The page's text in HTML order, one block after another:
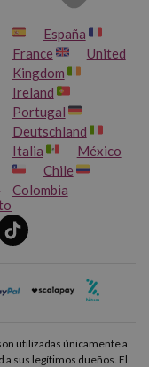
España
France
United
Kingdom
Ireland
Portugal
Deutschland
Italia
México
Chile
Colombia
utilizadas únicamente a
sus legítimos dueños. El